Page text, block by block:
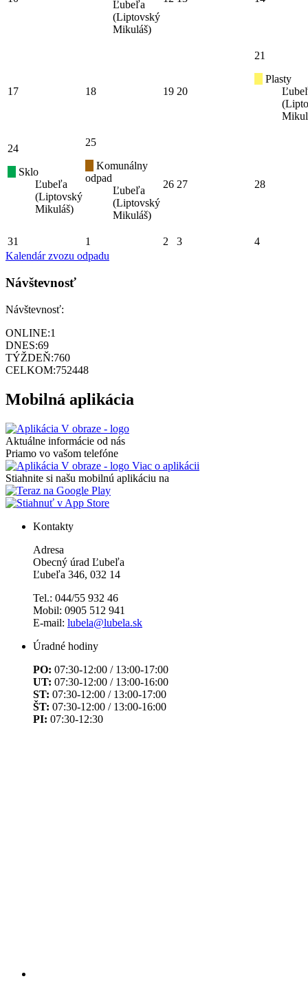
Ľubeľa
(Liptovský
Mikuláš)
17 18 19 20
21
Plasty
24
Sklo
Ľubeľa
(Liptovský
Mikuláš)
25
Komunálny
odpad
Ľubeľa
(Liptovský
Mikuláš)
26 27 28
31 1 2 3
4
Kalendár zvozu odpadu
Návštevnosť
Návštevnosť:
ONLINE:1
DNES:69
TÝŽDEŇ:760
CELKOM:752448
Mobilná aplikácia
Aktuálne informácie od nás
Priamo vo vašom telefóne
Viac o aplikácii
Stiahnite si našu mobilnú aplikáciu na
Kontakty
Adresa
Obecný úrad Ľubeľa
Ľubeľa 346, 032 14
Tel.: 044/55 932 46
Mobil: 0905 512 941
E-mail: lubela@lubela.sk
Úradné hodiny
PO: 07:30-12:00 / 13:00-17:00
UT: 07:30-12:00 / 13:00-16:00
ST: 07:30-12:00 / 13:00-17:00
ŠT: 07:30-12:00 / 13:00-16:00
PI: 07:30-12:30